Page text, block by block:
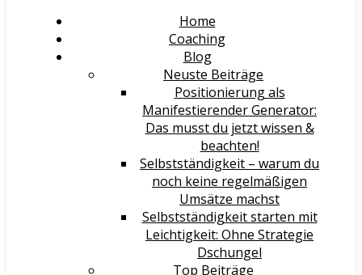
Home
Coaching
Blog
Neuste Beiträge
Positionierung als
Manifestierender Generator:
Das musst du jetzt wissen &
beachten!
Selbstständigkeit – warum du
noch keine regelmäßigen
Umsätze machst
Selbstständigkeit starten mit
Leichtigkeit: Ohne Strategie
Dschungel
Top Beiträge